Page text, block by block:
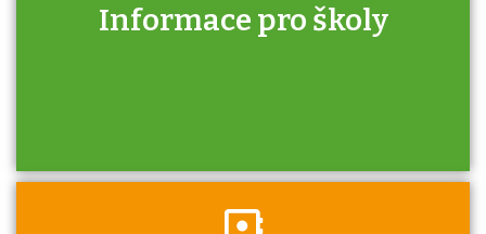
Informace pro školy
Zjistěte, jak se přihlásit ke zkoušce a kde